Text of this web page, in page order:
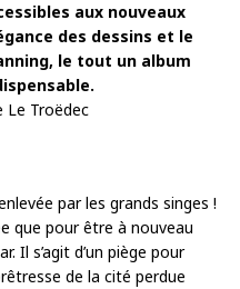
aux nouveaux
des dessins et le
le tout un album
Le Troëdec
par les grands singes !
que pour être à nouveau
Il s’agit d’un piège pour
de la cité perdue